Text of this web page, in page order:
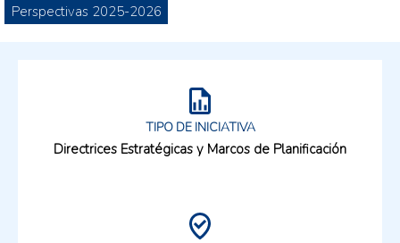
Perspectivas 2025-2026
TIPO DE INICIATIVA
Directrices Estratégicas y Marcos de Planificación